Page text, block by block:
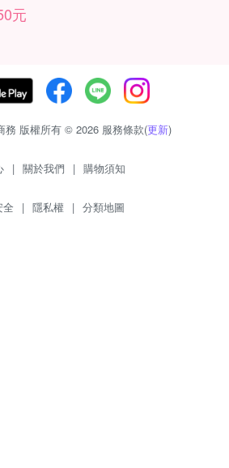
元
務 版權所有 © 2026 服務條款(更新)
| 關於我們 | 購物須知
全 | 隱私權 | 分類地圖